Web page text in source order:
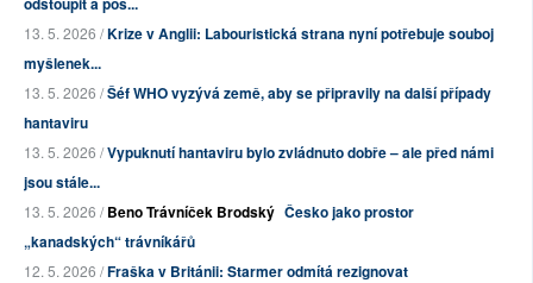
13. 5. 2026 /Krize v Anglii: Labouristická strana nyní potřebuje souboj
myšlenek...
13. 5. 2026 /Šéf WHO vyzývá země, aby se připravily na další případy
hantaviru
13. 5. 2026 /Vypuknutí hantaviru bylo zvládnuto dobře – ale před námi
jsou stále...
13. 5. 2026 /Beno Trávníček Brodský Česko jako prostor
„kanadských“ trávníkářů
12. 5. 2026 /Fraška v Británii: Starmer odmítá rezignovat